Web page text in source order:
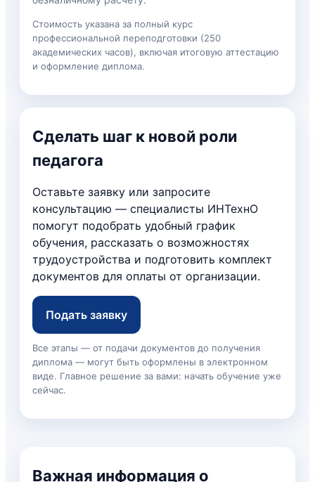
Стоимость указана за полный курс
профессиональной переподготовки (250
академических часов), включая итоговую аттестацию
и оформление диплома.
Сделать шаг к новой роли
педагога
Оставьте заявку или запросите
консультацию — специалисты ИНТехнО
помогут подобрать удобный график
обучения, рассказать о возможностях
трудоустройства и подготовить комплект
документов для оплаты от организации.
Подать заявку
Все этапы — от подачи документов до получения
диплома — могут быть оформлены в электронном
виде. Главное решение за вами: начать обучение уже
сейчас.
Важная информация о